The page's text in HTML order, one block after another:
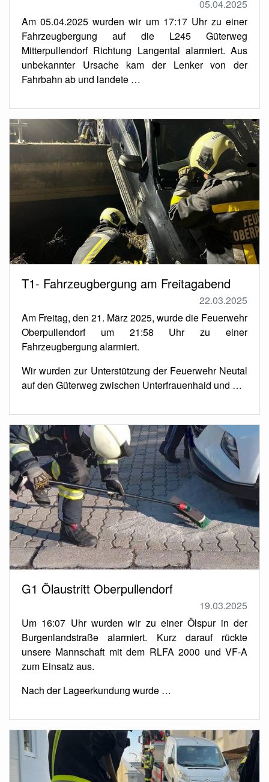
05.04.2025
Am 05.04.2025 wurden wir um 17:17 Uhr zu einer
Fahrzeugbergung auf die L245 Güterweg
Mitterpullendorf Richtung Langental alarmiert. Aus
unbekannter Ursache kam der Lenker von der
Fahrbahn ab und landete …
T1- Fahrzeugbergung am Freitagabend
22.03.2025
Am Freitag, den 21. März 2025, wurde die Feuerwehr
Oberpullendorf um 21:58 Uhr zu einer
Fahrzeugbergung alarmiert.
Wir wurden zur Unterstützung der Feuerwehr Neutal
auf den Güterweg zwischen Unterfrauenhaid und …
G1 Ölaustritt Oberpullendorf
19.03.2025
Um 16:07 Uhr wurden wir zu einer Ölspur in der
Burgenlandstraße alarmiert. Kurz darauf rückte
unsere Mannschaft mit dem RLFA 2000 und VF-A
zum Einsatz aus.
Nach der Lageerkundung wurde …